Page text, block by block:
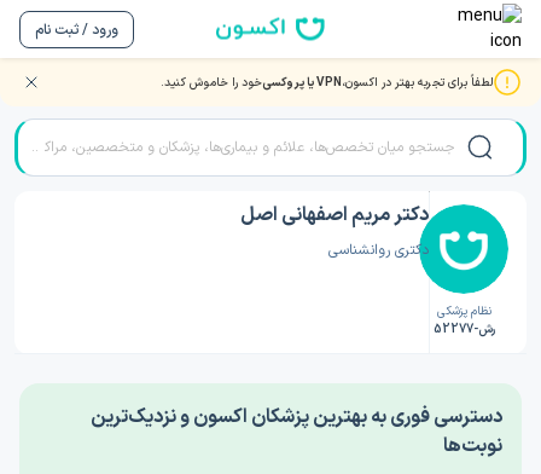
ورود / ثبت نام
لطفاً برای تجربه بهتر در اکسون،VPN یا پروکسی خود را خاموش کنید. صفحه اصلی/دکتر روانشناسی/دکتر مریم اصفهانی اصل
نظام پزشکی
رش-52277
دکتر مریم اصفهانی اصل
دکتری روانشناسی
‎دسترسی فوری به بهترین پزشکان اکسون و نزدیک‌ترین
نوبت‌ها